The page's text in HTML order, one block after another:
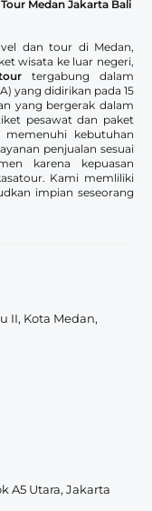
Medan Jakarta Bali
dan tour di Medan,
wisata ke luar negeri,
tergabung dalam
yang didirikan pada 15
yang bergerak dalam
pesawat dan paket
kebutuhan
penjualan sesuai
karena kepuasan
Kami memliliki
impian seseorang
II, Kota Medan,
A5 Utara, Jakarta